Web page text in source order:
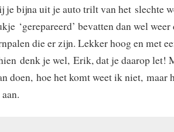
je bijna uit je auto trilt van het slechte
‘gerepareerd’ bevatten dan wel weer
die er zijn. Lekker hoog en met
denk je wel, Erik, dat je daarop let!
doen, hoe het komt weet ik niet, maar